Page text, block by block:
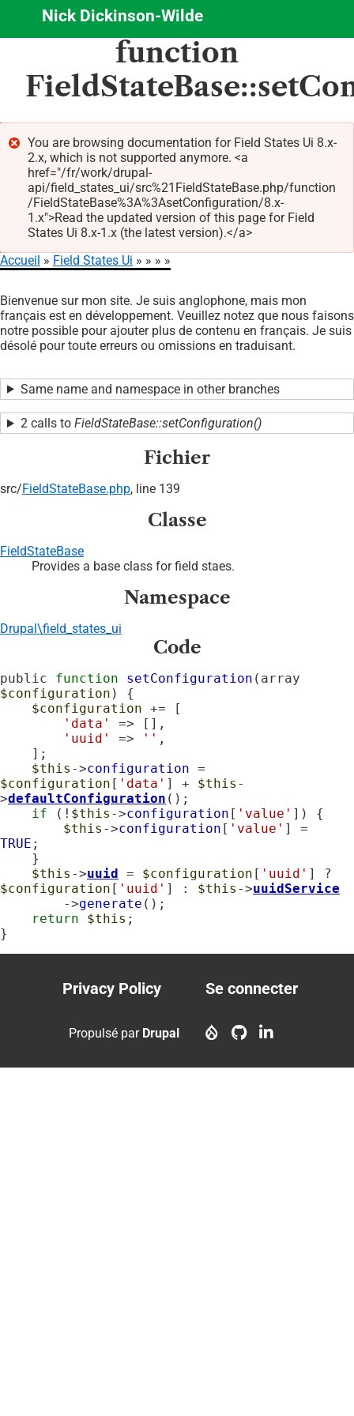
Aller
contenu
principal
Nick Dickinson-Wilde
function
Message
d'erreur
You are browsing documentation for Field States Ui 8.x-
2.x, which is not supported anymore. <a
href="/fr/work/drupal-
api/field_states_ui/src%21FieldStateBase.php/function
/FieldStateBase%3A%3AsetConfiguration/8.x-
1.x">Read the updated version of this page for Field
States Ui 8.x-1.x (the latest version).</a>
d'Ariane
Accueil Field States Ui
Bienvenue sur mon site. Je suis anglophone, mais mon
français est en développement. Veuillez notez que nous faisons
notre possible pour ajouter plus de contenu en français. Je suis
désolé pour toute erreurs ou omissions en traduisant.
Same name and namespace in other branches
2 calls to FieldStateBase::setConfiguration()
Fichier
src/FieldStateBase.php, line 139
Classe
FieldStateBase
Provides a base class for field staes.
Namespace
Drupal\field_states_ui
Code
public function setConfiguration
$configuration ) {
$configuration += [
'data'
=> [],
'uuid'
=> '' ,
$this ->configuration
$configuration [ 'data' ] + $this -
>defaultConfiguration ();
if (! $this ->configuration [ 'value' ]) {
$this ->configuration [ 'value'
TRUE ;
$this ->uuid = $configuration [ 'uuid'
$configuration [ 'uuid' ] : $this ->uuidService
        ->
generate ();
return
$this ;
}
Footer
menu
Privacy Policy
account
Se connecter
Propulsé par Drupal